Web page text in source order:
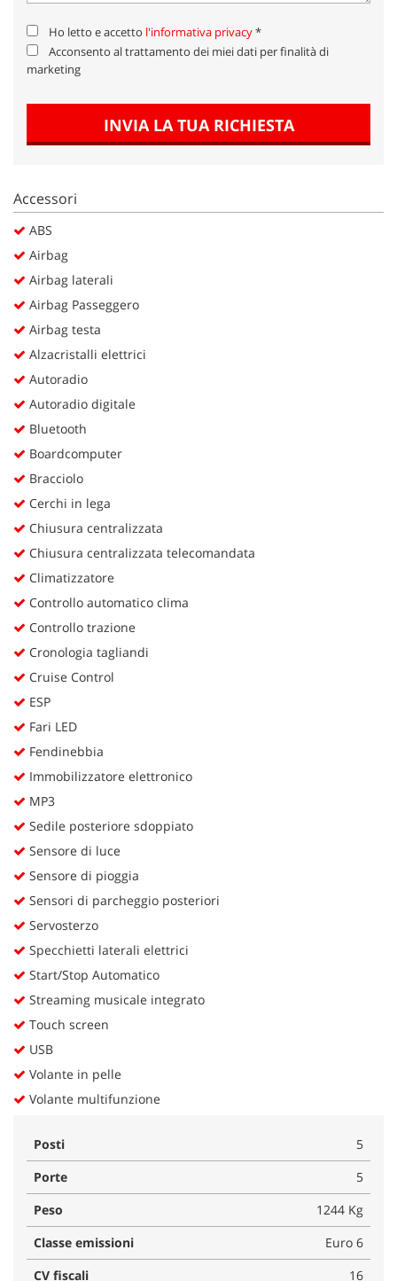
Ho letto e accetto l'informativa privacy*
Acconsento al trattamento dei miei dati per finalità di
marketing
INVIA LA TUA RICHIESTA
Accessori
ABS
Airbag
Airbag laterali
Airbag Passeggero
Airbag testa
Alzacristalli elettrici
Autoradio
Autoradio digitale
Bluetooth
Boardcomputer
Bracciolo
Cerchi in lega
Chiusura centralizzata
Chiusura centralizzata telecomandata
Climatizzatore
Controllo automatico clima
Controllo trazione
Cronologia tagliandi
Cruise Control
ESP
Fari LED
Fendinebbia
Immobilizzatore elettronico
MP3
Sedile posteriore sdoppiato
Sensore di luce
Sensore di pioggia
Sensori di parcheggio posteriori
Servosterzo
Specchietti laterali elettrici
Start/Stop Automatico
Streaming musicale integrato
Touch screen
USB
Volante in pelle
Volante multifunzione
Posti
5
Porte
5
Peso
1244 Kg
Classe emissioni
Euro 6
CV fiscali
16
Leggi
la
cookie
policy
Salva
impostazioni